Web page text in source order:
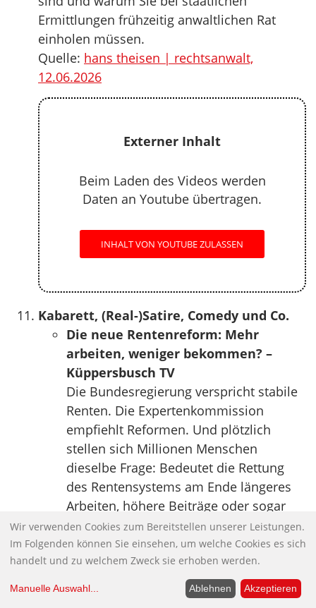
Ermittlungen frühzeitig anwaltlichen Rat
einholen müssen.
Quelle: hans theisen | rechtsanwalt,
12.06.2026
Externer Inhalt
Beim Laden des Videos werden
Daten an Youtube übertragen.
INHALT VON YOUTUBE ZULASSEN
Kabarett, (Real-)Satire, Comedy und Co.
Die neue Rentenreform: Mehr
arbeiten, weniger bekommen? –
Küppersbusch TV
Die Bundesregierung verspricht stabile
Renten. Die Expertenkommission
empfiehlt Reformen. Und plötzlich
stellen sich Millionen Menschen
dieselbe Frage: Bedeutet die Rettung
des Rentensystems am Ende längeres
Arbeiten, höhere Beiträge oder sogar
weniger Rente?
Heute schauen wir auf die Vorschläge
der Altersicherungskommission, die
Zukunft der gesetzlichen
Rentenversicherung, die Debatte um die
Wir verwenden Cookies zum Bereitstellen unserer Leistungen.
Im Folgenden können Sie einsehen, um welche Cookies es sich
handelt und zu welchem Zweck sie erhoben werden.
Manuelle Auswahl... Ablehnen Akzeptieren